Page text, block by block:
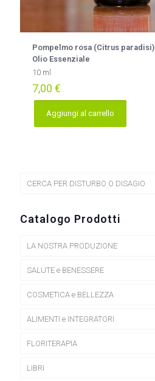
Pompelmo rosa (Citrus paradisi)
Olio Essenziale
10 ml
7,00 €
Aggiungi al carrello
CERCA PER DISTURBO O DISAGIO
Catalogo Prodotti
LA NOSTRA PRODUZIONE
SALUTE e BENESSERE
COSMETICA e BELLEZZA
ALIMENTI e INTEGRATORI
FLORITERAPIA
LIBRI